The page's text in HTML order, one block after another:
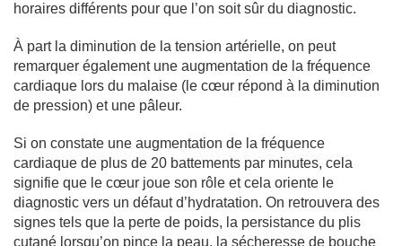
horaires différents pour que l’on soit sûr du diagnostic.
À part la diminution de la tension artérielle, on peut
remarquer également une augmentation de la fréquence
cardiaque lors du malaise (le cœur répond à la diminution
de pression) et une pâleur.
Si on constate une augmentation de la fréquence
cardiaque de plus de 20 battements par minutes, cela
signifie que le cœur joue son rôle et cela oriente le
diagnostic vers un défaut d’hydratation. On retrouvera des
signes tels que la perte de poids, la persistance du plis
cutané lorsqu’on pince la peau, la sécheresse de bouche